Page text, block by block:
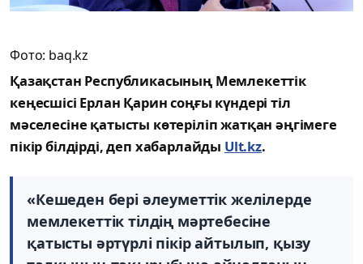
Фото: baq.kz
Қазақстан Республикасының Мемлекеттік
кеңесшісі Ерлан Қарин соңғы күндері тіл
мәселесіне қатысты көтеріліп жатқан әңгімеге
пікір білдірді, деп хабарлайды Ult.kz.
«Кешеден бері әлеуметтік желілерде
мемлекеттік тілдің мәртебесіне
қатысты әртүрлі пікір айтылып, қызу